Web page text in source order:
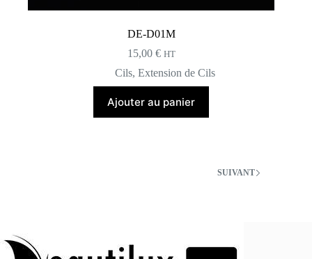
DE-D01M
15,00 € HT
Cils,Extension de Cils
Ajouter au panier
SUIVANT